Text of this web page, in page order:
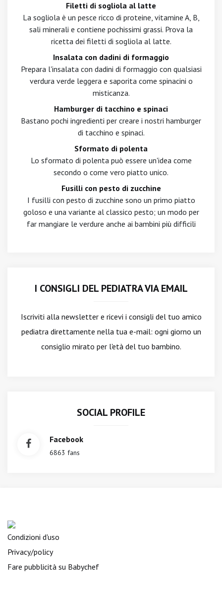
Filetti di sogliola al latte
La sogliola è un pesce ricco di proteine, vitamine A, B,
sali minerali e contiene pochissimi grassi. Prova la
ricetta dei filetti di sogliola al latte.
Insalata con dadini di formaggio
Prepara l'insalata con dadini di formaggio con qualsiasi
verdura verde leggera e saporita come spinacini o
misticanza.
Hamburger di tacchino e spinaci
Bastano pochi ingredienti per creare i nostri hamburger
di tacchino e spinaci.
Sformato di polenta
Lo sformato di polenta può essere un'idea come
secondo o come vero piatto unico.
Fusilli con pesto di zucchine
I fusilli con pesto di zucchine sono un primo piatto
goloso e una variante al classico pesto; un modo per
far mangiare le verdure anche ai bambini più difficili
I CONSIGLI DEL PEDIATRA VIA EMAIL
Iscriviti alla newslettere ricevi i consigli del tuo amico
pediatra direttamente nella tua e-mail: ogni giorno un
consiglio mirato per l'età del tuo bambino.
SOCIAL PROFILE
Facebook
6863 fans
Condizioni d'uso
Privacy/policy
Fare pubblicità su Babychef